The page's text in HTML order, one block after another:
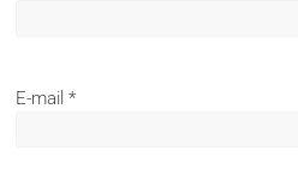
E-mail*